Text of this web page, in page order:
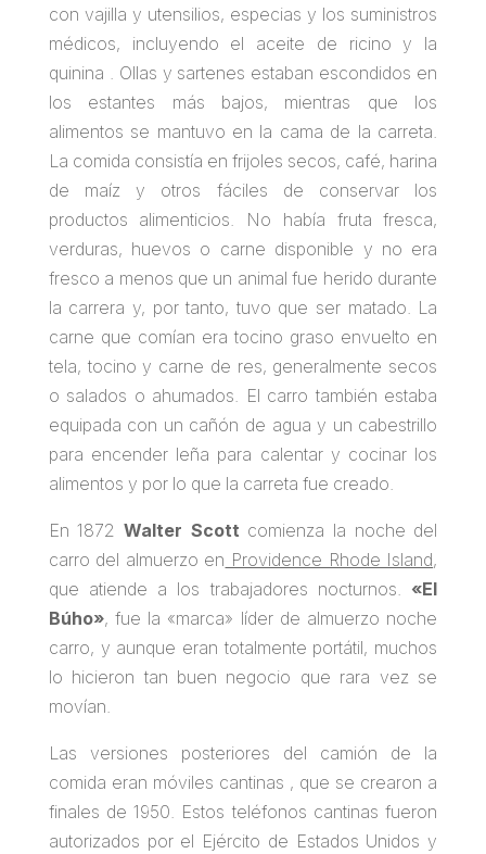
con vajilla y utensilios, especias y los suministros
médicos, incluyendo el aceite de ricino y la
quinina . Ollas y sartenes estaban escondidos en
los estantes más bajos, mientras que los
alimentos se mantuvo en la cama de la carreta.
La comida consistía en frijoles secos, café, harina
de maíz y otros fáciles de conservar los
productos alimenticios. No había fruta fresca,
verduras, huevos o carne disponible y no era
fresco a menos que un animal fue herido durante
la carrera y, por tanto, tuvo que ser matado. La
carne que comían era tocino graso envuelto en
tela, tocino y carne de res, generalmente secos
o salados o ahumados. El carro también estaba
equipada con un cañón de agua y un cabestrillo
para encender leña para calentar y cocinar los
alimentos y por lo que la carreta fue creado.
En 1872Walter Scott comienza la noche del
carro del almuerzo en Providence Rhode Island,
que atiende a los trabajadores nocturnos. «El
Búho», fue la «marca» líder de almuerzo noche
carro, y aunque eran totalmente portátil, muchos
lo hicieron tan buen negocio que rara vez se
movían.
Las versiones posteriores del camión de la
comida eran móviles cantinas , que se crearon a
finales de 1950. Estos teléfonos cantinas fueron
autorizados por el Ejército de Estados Unidos y